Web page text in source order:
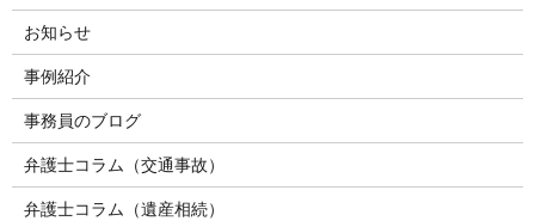
お知らせ
事例紹介
事務員のブログ
弁護士コラム（交通事故）
弁護士コラム（遺産相続）